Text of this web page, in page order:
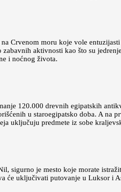
Crvenom moru koje vole
aktivnosti kao što su
i noćnog života.
120.000 drevnih egipatskih
u staroegipatsko doba. A na
uključuju predmete iz sobe
sigurno je mesto koje morate
će uključivati putovanje u Luksor i